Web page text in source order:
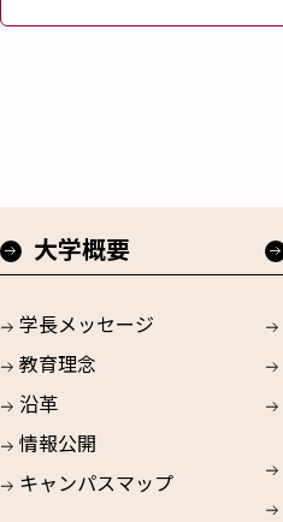
大学概要
学長メッセージ
教育理念
沿革
情報公開
キャンパスマップ